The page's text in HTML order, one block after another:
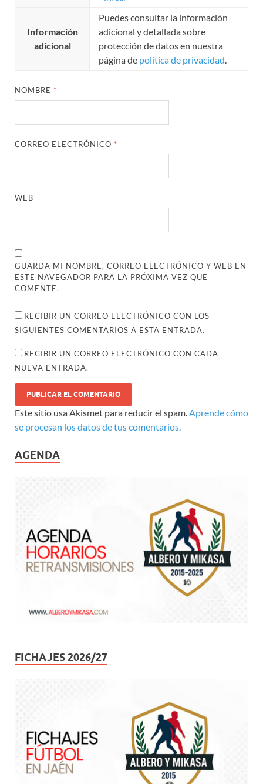
Información
adicional
Puedes consultar la información
adicional y detallada sobre
protección de datos en nuestra
página de política de privacidad.
NOMBRE *
CORREO ELECTRÓNICO *
WEB
GUARDA MI NOMBRE, CORREO ELECTRÓNICO Y WEB EN
ESTE NAVEGADOR PARA LA PRÓXIMA VEZ QUE
COMENTE.
RECIBIR UN CORREO ELECTRÓNICO CON LOS
SIGUIENTES COMENTARIOS A ESTA ENTRADA.
RECIBIR UN CORREO ELECTRÓNICO CON CADA
NUEVA ENTRADA.
Este sitio usa Akismet para reducir el spam.Aprende cómo
se procesan los datos de tus comentarios.
AGENDA
FICHAJES 2026/27